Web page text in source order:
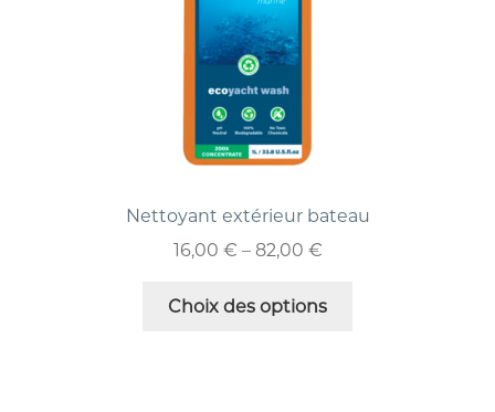
Nettoyant extérieur bateau
16,00 € – 82,00 €
Choix des options